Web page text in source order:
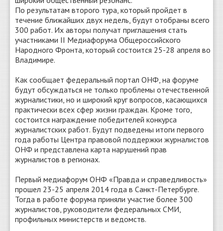
По результатам второго тура, который пройдет в
течение ближайших двух недель, будут отобраны всего
300 работ. Их авторы получат приглашения стать
участниками II Медиафорума Общероссийского
Народного Фронта, который состоится 25-28 апреля во
Владимире.
Как сообщает федеральный портал ОНФ, на форуме
будут обсуждаться не только проблемы отечественной
журналистики, но и широкий круг вопросов, касающихся
практически всех сфер жизни граждан. Кроме того,
состоится награждение победителей конкурса
журналистских работ. Будут подведены итоги первого
года работы Центра правовой поддержки журналистов
ОНФ и представлена карта нарушений прав
журналистов в регионах.
Первый медиафорум ОНФ «Правда и справедливость»
прошел 23-25 апреля 2014 года в Санкт-Петербурге.
Тогда в работе форума приняли участие более 300
журналистов, руководители федеральных СМИ,
профильных министерств и ведомств.